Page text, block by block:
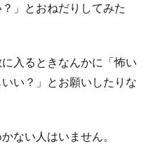
」とおねだりしてみた
入るときなんかに「怖い
い？」とお願いしたりな
ない人はいません。